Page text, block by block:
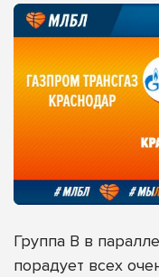
Группа B в
порадует всех